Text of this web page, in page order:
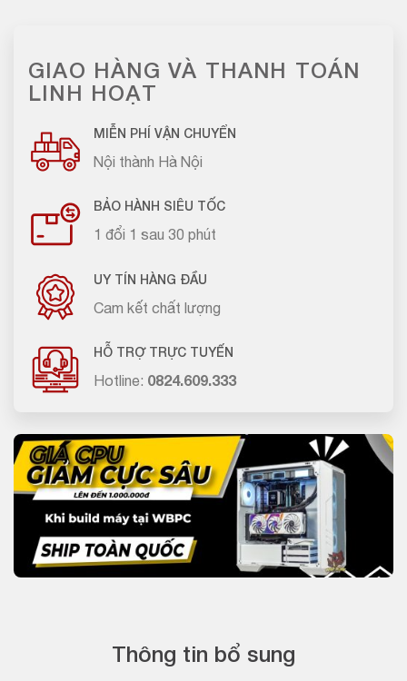
GIAO HÀNG VÀ THANH TOÁN
LINH HOẠT
MIỄN PHÍ VẬN CHUYỂN
Nội thành Hà Nội
BẢO HÀNH SIÊU TỐC
1 đổi 1 sau 30 phút
UY TÍN HÀNG ĐẦU
Cam kết chất lượng
HỖ TRỢ TRỰC TUYẾN
Hotline: 0824.609.333
Thông tin bổ sung